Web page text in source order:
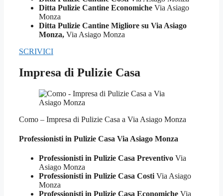
Ditta Pulizie Cantine Economiche Via Asiago
Monza
Ditta Pulizie Cantine Migliore su Via Asiago
Monza, Via Asiago Monza
SCRIVICI
Impresa di Pulizie Casa
Como – Impresa di Pulizie Casa a Via Asiago Monza
Professionisti in Pulizie Casa Via Asiago Monza
Professionisti in Pulizie Casa Preventivo Via
Asiago Monza
Professionisti in Pulizie Casa Costi Via Asiago
Monza
Professionisti in Pulizie Casa Economiche Via